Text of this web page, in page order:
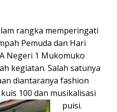
rangka memperingati
Pemuda dan Hari
Negeri 1 Mukomuko
kegiatan. Salah satunya
diantaranya fashion
100 dan musikalisasi
puisi.